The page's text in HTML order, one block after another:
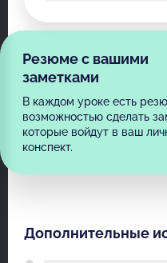
Резюме с вашими
заметками
В каждом уроке есть
возможностью сделать
которые войдут в ваш
конспект.
Дополнительные